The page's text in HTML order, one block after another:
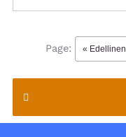
Page: « Edellinen